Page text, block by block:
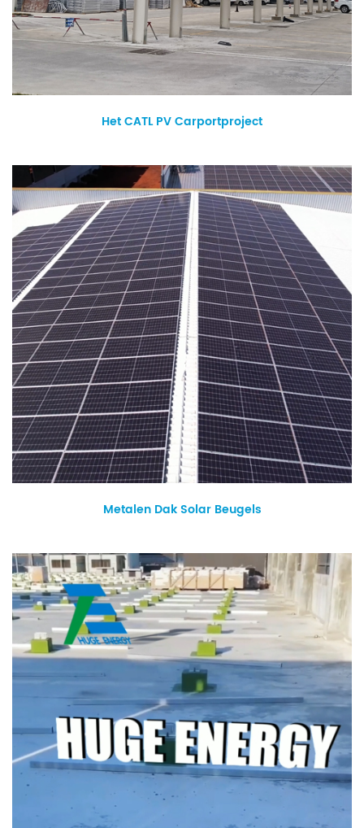
Het CATL PV Carportproject
Metalen Dak Solar Beugels